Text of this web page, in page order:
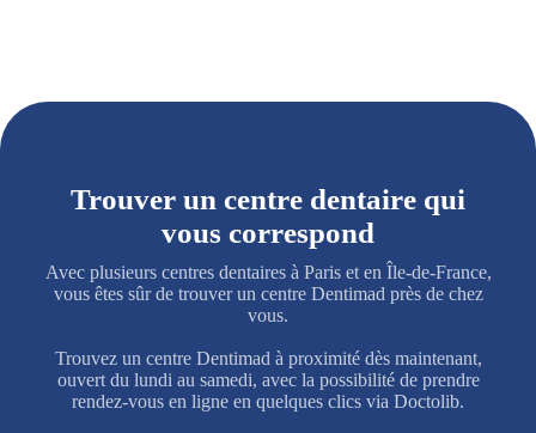
Trouver un centre dentaire qui
vous correspond
Avec plusieurs centres dentaires à Paris et en Île-de-France,
vous êtes sûr de trouver un centre Dentimad près de chez
vous.
Trouvez un centre Dentimad à proximité dès maintenant,
ouvert du lundi au samedi, avec la possibilité de prendre
rendez-vous en ligne en quelques clics via Doctolib.